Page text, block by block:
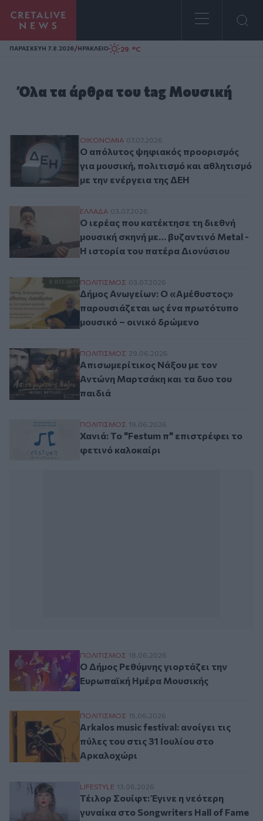
Homepage
ΠΑΡΑΣΚΕΥΗ 7.8.2026/ΗΡΑΚΛΕΙΟ 29 °C
Όλα τα άρθρα του tag Μουσική
Ο απόλυτος ψηφιακός προορισμός για
ΟΙΚΟΝΟΜΙΑ 07.07.2026
Ο απόλυτος ψηφιακός προορισμός
για μουσική, πολιτισμό και αθλητισμό
με την ενέργεια της ΔΕΗ
Ο ιερέας που κατέκτησε τη διεθνή
ΕΛΛAΔΑ 03.07.2026
Ο ιερέας που κατέκτησε τη διεθνή
μουσική σκηνή με… βυζαντινό Metal -
Η ιστορία του πατέρα Διονύσιου
Δήμος Ανωγείων: Ο «Αμέθυστος»
ΠΟΛΙΤΙΣΜΟΣ 03.07.2026
Δήμος Ανωγείων: Ο «Αμέθυστος»
παρουσιάζεται ως ένα πρωτότυπο
μουσικό – οινικό δρώμενο
Απισωμερίτικος Νάξου με τον Αντώνη
ΠΟΛΙΤΙΣΜΟΣ 29.06.2026
Απισωμερίτικος Νάξου με τον
Αντώνη Μαρτσάκη και τα δυο του
παιδιά
Χανιά: Το "Festum π" επιστρέφει το
ΠΟΛΙΤΙΣΜΟΣ 19.06.2026
Χανιά: Το "Festum π" επιστρέφει το
φετινό καλοκαίρι
Ο Δήμος Ρεθύμνης γιορτάζει την
ΠΟΛΙΤΙΣΜΟΣ 18.06.2026
Ο Δήμος Ρεθύμνης γιορτάζει την
Ευρωπαϊκή Ημέρα Μουσικής
Arkalos music festival: ανοίγει τις πύλες
ΠΟΛΙΤΙΣΜΟΣ 15.06.2026
Arkalos music festival: ανοίγει τις
πύλες του στις 31 Ιουλίου στο
Αρκαλοχώρι
Τέιλορ Σουίφτ: Έγινε η νεότερη γυναίκα
LIFESTYLE 13.06.2026
Τέιλορ Σουίφτ: Έγινε η νεότερη
γυναίκα στο Songwriters Hall of Fame